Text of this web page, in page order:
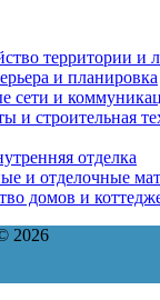
территории и
и планировка
сети и
и строительная
отделка
и отделочные
домов и
2026